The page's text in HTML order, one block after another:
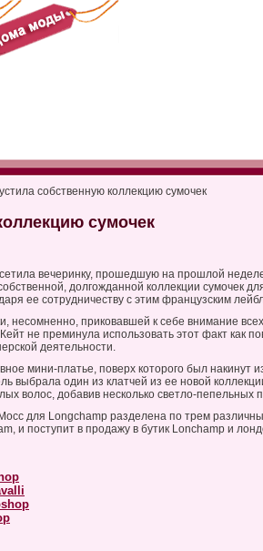
собственную коллекцию сумочек
сумочек
вечеринку, прошедшую на прошлой
долгожданной коллекции сумочек
ее сотрудничеству с этим французским
несомненно, приковавшей к себе внимание
не преминула использовать этот факт как
деятельности.
мини-платье, поверх которого был накинут
выбрала один из клатчей из ее новой
волос, добавив несколько светло-пепельных
для Longchamp разделена по трем
и поступит в продажу в бутик Lonchamp и